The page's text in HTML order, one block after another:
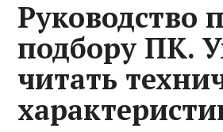
Руководство
подбору ПК.
читать